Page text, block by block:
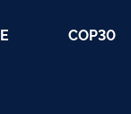
COP30